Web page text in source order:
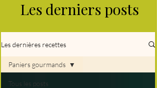
Les derniers posts
Les dernières recettes
Tous les posts
Paniers gourmands